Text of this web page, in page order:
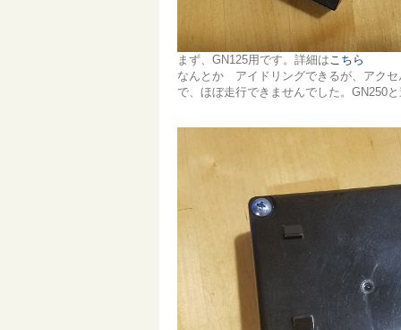
まず、GN125用です。詳細はこちら
なんとか アイドリングできるが、アクセ
で、ほぼ走行できませんでした。GN250